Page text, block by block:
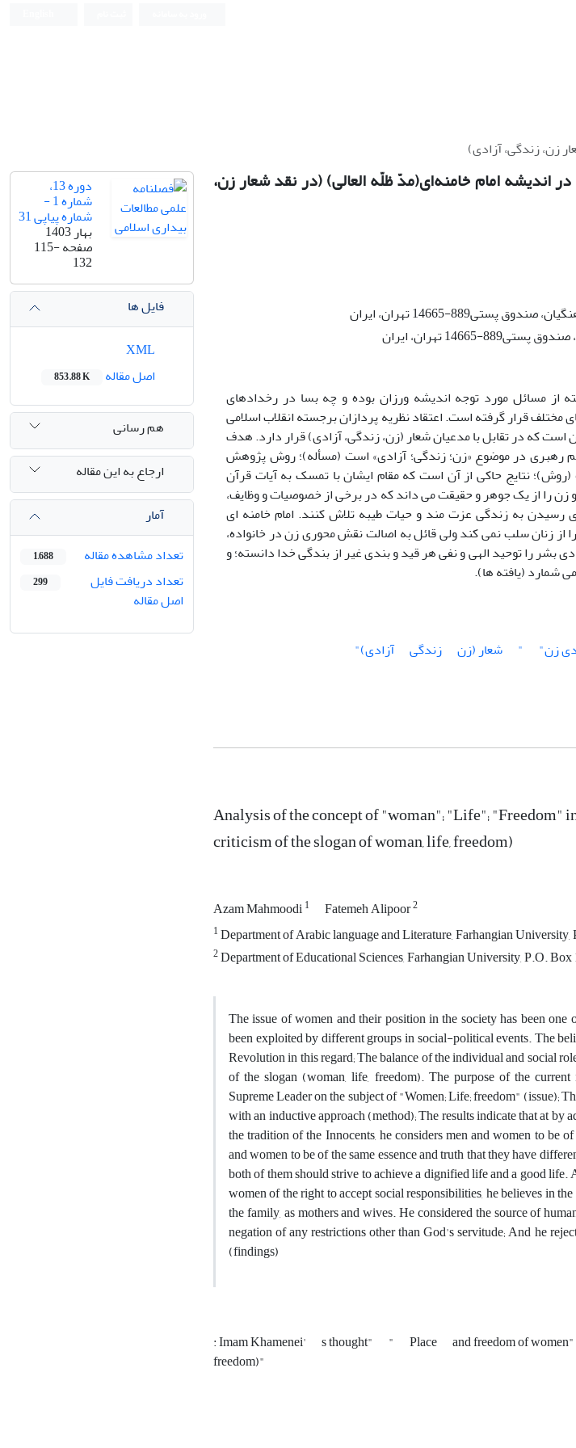
زن، زندگی، آزادی)
اندیشه‌ امام خامنه‌ای(مدّ ظلّه العالی) (در نقد شعار زن،
14665 تهران، ایران
تهران، ایران
از مسائل مورد توجه اندیشه ورزان بوده و چه بسا در رخدادهای
قرار گرفته است. اعتقاد نظریه پردازان برجسته انقلاب اسلامی
است که در تقابل با مدعیان شعار (زن، زندگی، آزادی) قرار دارد. هدف
رهبری در موضوع «زن؛ زندگی؛ آزادی» است (مسأله)؛ روش پژوهش
نتایج حاکی از آن است که مقام ایشان با تمسک به آیات قرآن
را از یک جوهر و حقیقت می داند که در برخی از خصوصیات و وظایف،
رسیدن به زندگی عزت مند و حیات طیبه تلاش کنند. امام خامنه ای
زنان سلب نمی کند ولی قائل به اصالت نقش محوری زن در خانواده،
بشر را توحید الهی و نفی هر قید و بندی غیر از بندگی خدا دانسته؛ و
شمارد (یافته ها).
زن" " شعار (زن زندگی
آزادی)"
Analysis of the concept of "woman"; "Life"; "Freedom"
criticism of the slogan of woman, life, freedom)
Azam Mahmoodi1 Fatemeh Alipoor2
1Department of Arabic language and Literature, Farhangian
2Department of Educational Sciences, Farhangian University, P.O.
The issue of women and their position in the society has been one
been exploited by different groups in social-political events. The
Revolution in this regard; The balance of the individual and social
of the slogan (woman, life, freedom). The purpose of the
Supreme Leader on the subject of "Women; Life; freedom" (issue);
with an inductive approach (method); The results indicate that at by
the tradition of the Innocents, he considers men and women to be
and women to be of the same essence and truth that they have
both of them should strive to achieve a dignified life and a good
women of the right to accept social responsibilities, he believes in
the family, as mothers and wives. He considered the source of
negation of any restrictions other than God's servitude; And he
(findings)
: Imam Khamenei' s thought" " Place and freedom of women"
freedom)"
دوره 13،
شماره 1 -
شماره پیاپی 31
بهار 1403
صفحه115-
132
فایل ها
اصل مقاله
853.88 K
هم رسانی
ارجاع به این مقاله
آمار
تعداد مشاهده مقاله
1,688
تعداد دریافت فایل
اصل مقاله
299